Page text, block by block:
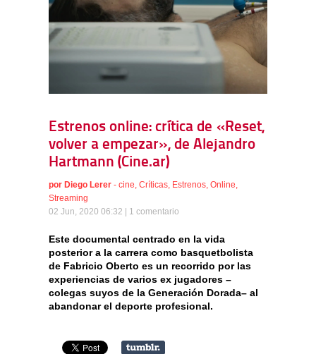
Estrenos online: crítica de «Reset,
volver a empezar», de Alejandro
Hartmann (Cine.ar)
por Diego Lerer - cine Críticas Estrenos Online
Streaming
02 Jun, 2020 06:32 | 1 comentario
Este documental centrado en la vida
posterior a la carrera como basquetbolista
de Fabricio Oberto es un recorrido por las
experiencias de varios ex jugadores –
colegas suyos de la Generación Dorada– al
abandonar el deporte profesional.